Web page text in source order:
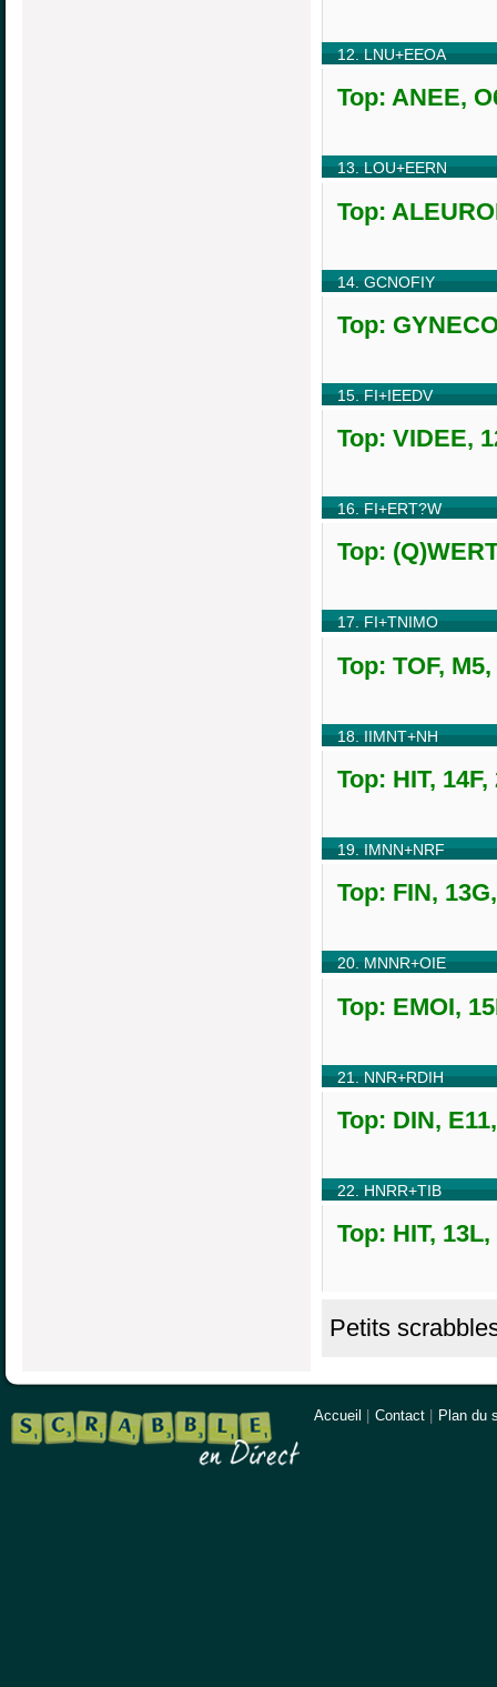
12. LNU+EEOA
Top: ANEE,
13. LOU+EERN
Top:
14. GCNOFIY
Top:
15. FI+IEEDV
Top: VIDEE,
16. FI+ERT?W
Top:
17. FI+TNIMO
Top: TOF,
18. IIMNT+NH
Top: HIT,
19. IMNN+NRF
Top: FIN,
20. MNNR+OIE
Top: EMOI,
21. NNR+RDIH
Top: DIN,
22. HNRR+TIB
Top: HIT,
Petits
Accueil | Contact | Plan du